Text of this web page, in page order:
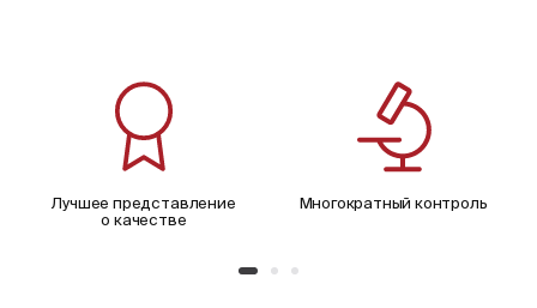
Лучшее представление
о качестве
Многократный контроль